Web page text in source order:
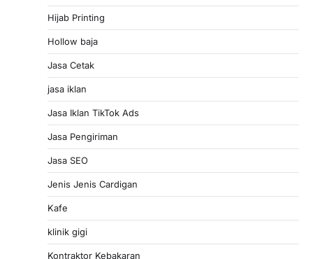
Hijab Printing
Hollow baja
Jasa Cetak
jasa iklan
Jasa Iklan TikTok Ads
Jasa Pengiriman
Jasa SEO
Jenis Jenis Cardigan
Kafe
klinik gigi
Kontraktor Kebakaran